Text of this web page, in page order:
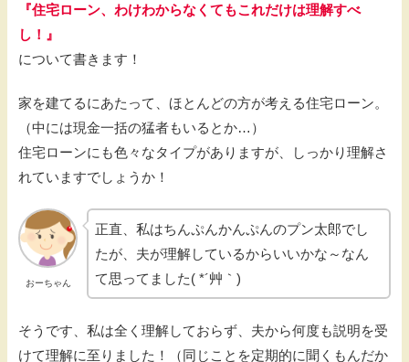
『住宅ローン、わけわからなくてもこれだけは理解すべ
し！』
について書きます！
家を建てるにあたって、ほとんどの方が考える住宅ローン。
（中には現金一括の猛者もいるとか…）
住宅ローンにも色々なタイプがありますが、しっかり理解さ
れていますでしょうか！
おーちゃん
正直、私はちんぷんかんぷんのプン太郎でし
たが、夫が理解しているからいいかな～なん
て思ってました( *´艸｀)
そうです、私は全く理解しておらず、夫から何度も説明を受
けて理解に至りました！（同じことを定期的に聞くもんだか